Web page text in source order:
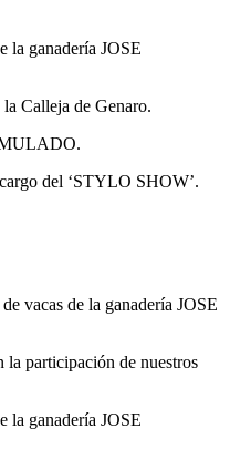
la ganadería JOSE
Calleja de Genaro.
del ‘STYLO SHOW’.
vacas de la ganadería JOSE
participación de nuestros
la ganadería JOSE